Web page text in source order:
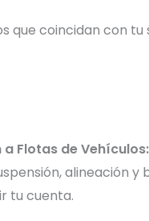
que coincidan con tu
a Flotas de Vehículos:
alineación
tu cuenta.